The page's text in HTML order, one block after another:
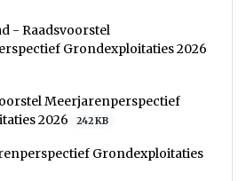
- Raadsvoorstel
Grondexploitaties 2026
Meerjarenperspectief
2026
242 KB
Grondexploitaties